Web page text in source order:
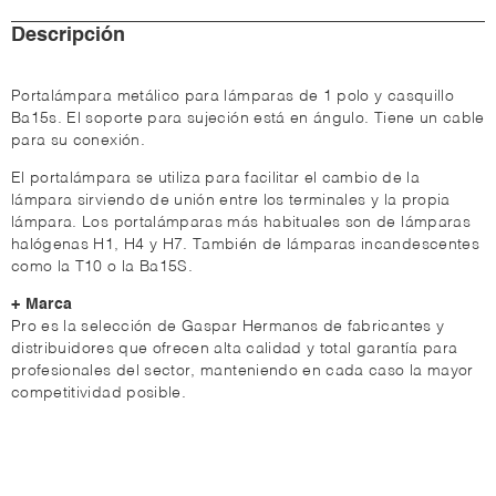
Descripción
Portalámpara metálico para lámparas de 1 polo y casquillo
Ba15s. El soporte para sujeción está en ángulo. Tiene un cable
para su conexión.
El portalámpara se utiliza para facilitar el cambio de la
lámpara sirviendo de unión entre los terminales y la propia
lámpara. Los portalámparas más habituales son de lámparas
halógenas H1, H4 y H7. También de lámparas incandescentes
como la T10 o la Ba15S.
+ Marca
Pro es la selección de Gaspar Hermanos de fabricantes y
distribuidores que ofrecen alta calidad y total garantía para
profesionales del sector, manteniendo en cada caso la mayor
competitividad posible.